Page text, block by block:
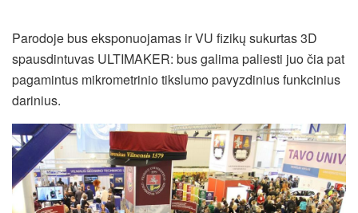
Parodoje bus eksponuojamas ir VU fizikų sukurtas 3D
spausdintuvas ULTIMAKER: bus galima paliesti juo čia pat
pagamintus mikrometrinio tikslumo pavyzdinius funkcinius
darinius.